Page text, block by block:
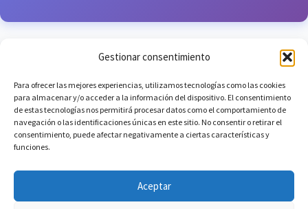
Gestionar consentimiento
Para ofrecer las mejores experiencias, utilizamos tecnologías como las cookies
para almacenar y/o acceder a la información del dispositivo. El consentimiento
de estas tecnologías nos permitirá procesar datos como el comportamiento de
navegación o las identificaciones únicas en este sitio. No consentir o retirar el
consentimiento, puede afectar negativamente a ciertas características y
funciones.
Aceptar